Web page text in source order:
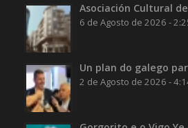
Asociación Cultural
6 de Agosto de 2026 -
Un plan do galego
2 de Agosto de 2026 -